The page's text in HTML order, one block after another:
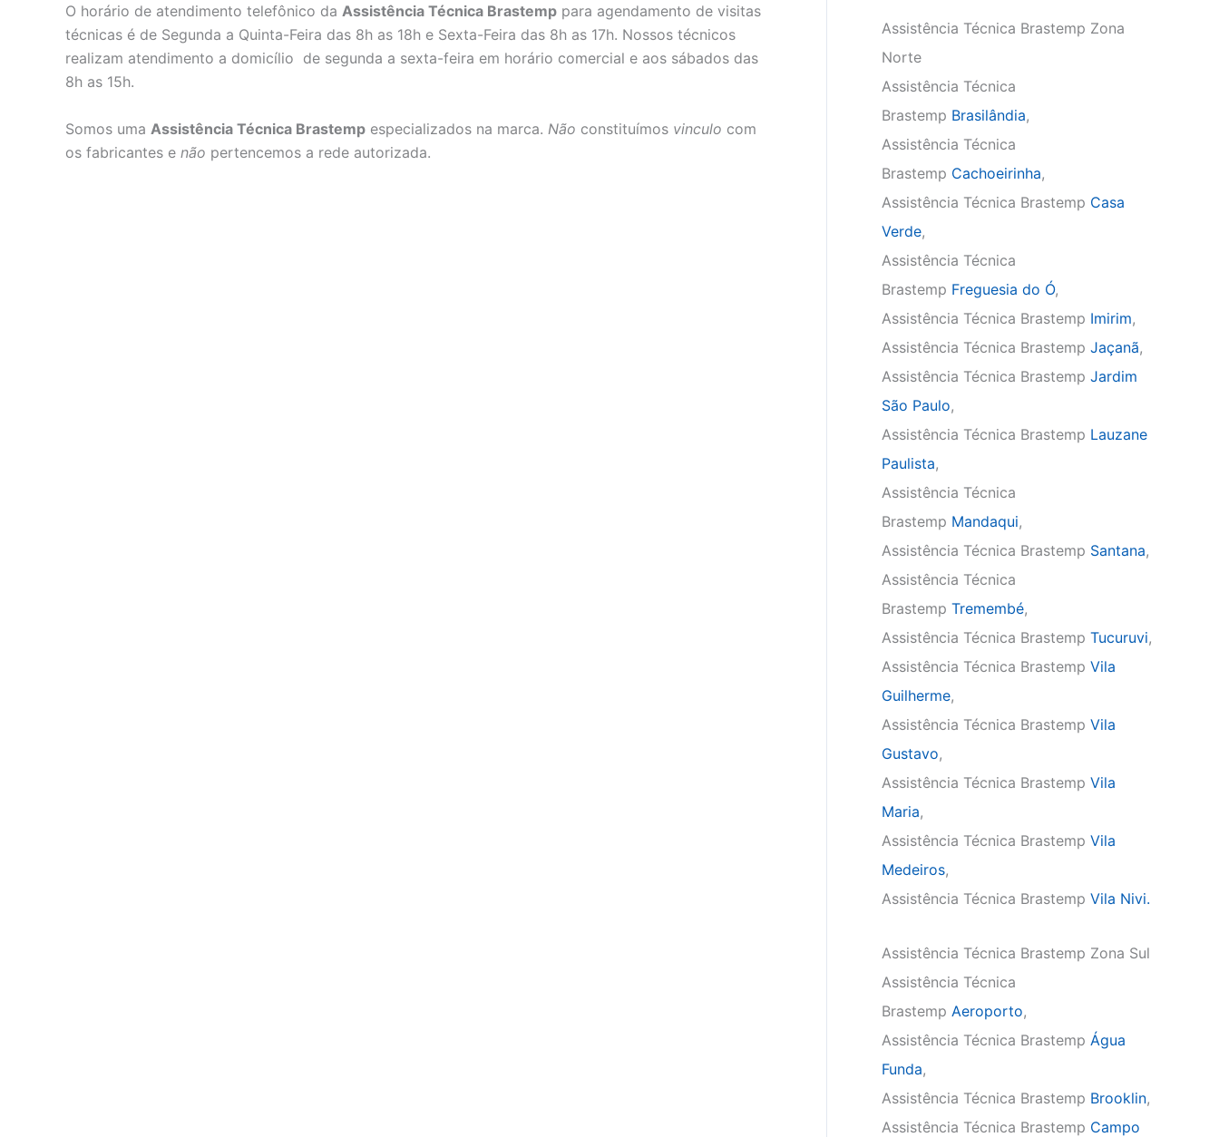
O horário de atendimento telefônico da Assistência Técnica Brastemp para agendamento de visitas
técnicas é de Segunda a Quinta-Feira das 8h as 18h e Sexta-Feira das 8h as 17h. Nossos técnicos
realizam atendimento a domicílio de segunda a sexta-feira em horário comercial e aos sábados das
8h as 15h.
Somos uma Assistência Técnica Brastemp especializados na marca. Não constituímos vinculo com
os fabricantes e não pertencemos a rede autorizada.
Assistência Técnica Brastemp Zona
Norte
Assistência Técnica
Brastemp Brasilândia,
Assistência Técnica
Brastemp Cachoeirinha,
Assistência Técnica Brastemp Casa
Verde,
Assistência Técnica
Brastemp Freguesia do Ó,
Assistência Técnica Brastemp Imirim,
Assistência Técnica Brastemp Jaçanã,
Assistência Técnica Brastemp Jardim
São Paulo,
Assistência Técnica Brastemp Lauzane
Paulista,
Assistência Técnica
Brastemp Mandaqui,
Assistência Técnica Brastemp Santana,
Assistência Técnica
Brastemp Tremembé,
Assistência Técnica Brastemp Tucuruvi,
Assistência Técnica Brastemp Vila
Guilherme,
Assistência Técnica Brastemp Vila
Gustavo,
Assistência Técnica Brastemp Vila
Maria,
Assistência Técnica Brastemp Vila
Medeiros,
Assistência Técnica Brastemp Vila Nivi.
Assistência Técnica Brastemp Zona Sul
Assistência Técnica
Brastemp Aeroporto,
Assistência Técnica Brastemp Água
Funda,
Assistência Técnica Brastemp Brooklin,
Assistência Técnica Brastemp Campo